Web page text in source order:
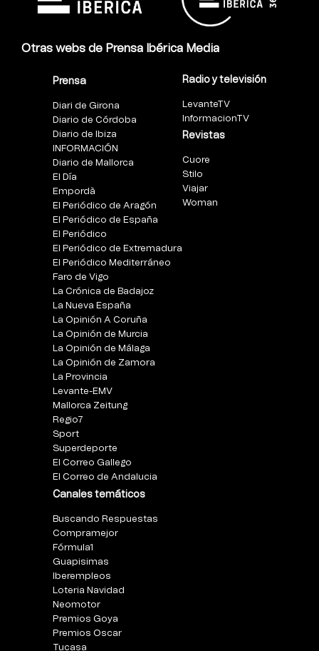
Otras webs de Prensa Ibérica Media
Prensa
Diari de Girona
Diario de Córdoba
Diario de Ibiza
INFORMACIÓN
Diario de Mallorca
El Día
Empordà
El Periódico de Aragón
El Periódico de España
El Periódico
El Periódico de Extremadura
El Periódico Mediterráneo
Faro de Vigo
La Crónica de Badajoz
La Nueva España
La Opinión A Coruña
La Opinión de Murcia
La Opinión de Málaga
La Opinión de Zamora
La Provincia
Levante-EMV
Mallorca Zeitung
Regio7
Sport
Superdeporte
El Correo Gallego
El Correo de Andalucia
Canales temáticos
Buscando Respuestas
Compramejor
Fórmula1
Guapisimas
Iberempleos
Loteria Navidad
Neomotor
Premios Goya
Premios Oscar
Tucasa
Radio y televisión
LevanteTV
InformacionTV
Revistas
Cuore
Stilo
Viajar
Woman